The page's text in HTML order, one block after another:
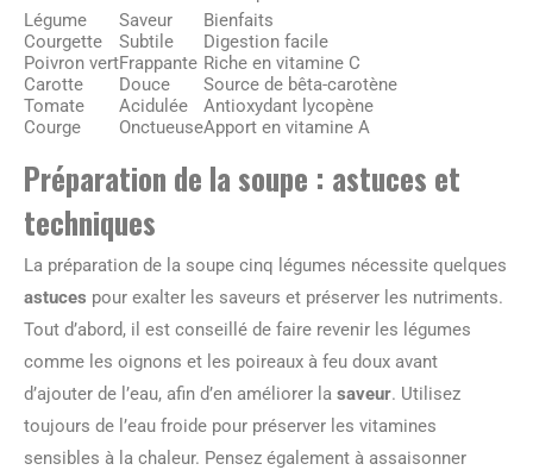
Légume
Saveur
Bienfaits
Courgette
Subtile
Digestion facile
Poivron vertFrappante Riche en vitamine C
Carotte
Douce
Source de bêta-carotène
Tomate
Acidulée
Antioxydant lycopène
Courge
OnctueuseApport en vitamine A
Préparation de la soupe : astuces et
techniques
La préparation de la soupe cinq légumes nécessite quelques
astuces pour exalter les saveurs et préserver les nutriments.
Tout d’abord, il est conseillé de faire revenir les légumes
comme les oignons et les poireaux à feu doux avant
d’ajouter de l’eau, afin d’en améliorer la saveur. Utilisez
toujours de l’eau froide pour préserver les vitamines
sensibles à la chaleur. Pensez également à assaisonner